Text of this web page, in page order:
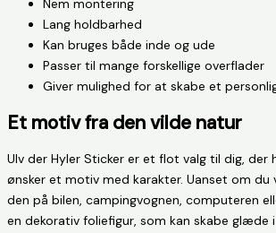
Nem montering
Lang holdbarhed
Kan bruges både inde og ude
Passer til mange forskellige overflader
Giver mulighed for at skabe et
Et motiv fra den vilde natur
Ulv der Hyler Sticker er et flot valg til dig, der
ønsker et motiv med karakter. Uanset om
den på bilen, campingvognen, computeren
en dekorativ foliefigur, som kan skabe glæde i